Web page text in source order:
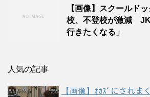
【画像】スクールド
校、不登校が激減
行きたくなる」
人気の記事
【画像】ｵｶｽﾞにされま